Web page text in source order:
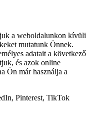
a weboldalunkon kívüli
mutatunk Önnek.
adatait a következő
és azok online
Ön már használja a
Pinterest, TikTok